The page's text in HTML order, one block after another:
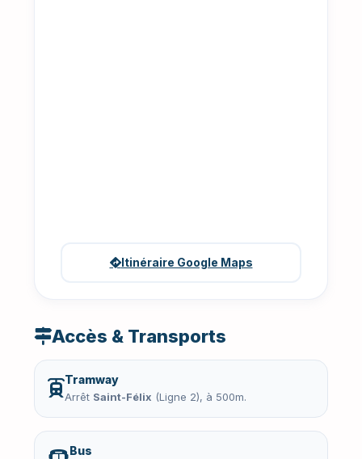
Itinéraire Google Maps
Accès & Transports
Tramway
Arrêt Saint-Félix (Ligne 2), à 500m.
Bus